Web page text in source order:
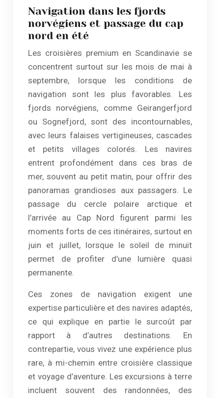
Navigation dans les fjords
norvégiens et passage du cap
nord en été
Les croisières premium en Scandinavie se
concentrent surtout sur les mois de mai à
septembre, lorsque les conditions de
navigation sont les plus favorables. Les
fjords norvégiens, comme Geirangerfjord
ou Sognefjord, sont des incontournables,
avec leurs falaises vertigineuses, cascades
et petits villages colorés. Les navires
entrent profondément dans ces bras de
mer, souvent au petit matin, pour offrir des
panoramas grandioses aux passagers. Le
passage du cercle polaire arctique et
l’arrivée au Cap Nord figurent parmi les
moments forts de ces itinéraires, surtout en
juin et juillet, lorsque le soleil de minuit
permet de profiter d’une lumière quasi
permanente.
Ces zones de navigation exigent une
expertise particulière et des navires adaptés,
ce qui explique en partie le surcoût par
rapport à d’autres destinations. En
contrepartie, vous vivez une expérience plus
rare, à mi-chemin entre croisière classique
et voyage d’aventure. Les excursions à terre
incluent souvent des randonnées, des